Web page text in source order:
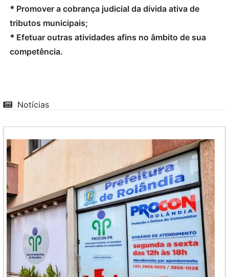
* Promover a cobrança judicial da dívida ativa de
tributos municipais;
* Efetuar outras atividades afins no âmbito de sua
competência.
Notícias